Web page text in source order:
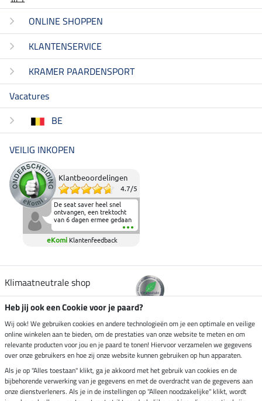
ONLINE SHOPPEN
KLANTENSERVICE
KRAMER PAARDENSPORT
Vacatures
BE
VEILIG INKOPEN
Klantbeoordelingen
4.7/5
De seat saver heel snel
ontvangen, een trektocht
van 6 dagen ermee gedaan
en deze heeft de beproeving
fantastisch doorstaan.
Heerlijk zacht om op te
elkaar in het zadel.
eKomi Klantenfeedback
Klimaatneutrale shop
Verzending per
Veilig betalen met
Heb jij ook een Cookie voor je paard?
Wij ook! We gebruiken cookies en andere technologieën om je een optimale en veilige
online winkelen aan te bieden, om de prestaties van onze website te meten en om
relevante producten voor jou en je paard te tonen! Hiervoor verzamelen we gegevens
over onze gebruikers en hoe zij onze website kunnen gebruiken op hun apparaten.
Als je op "Alles toestaan" klikt, ga je akkoord met het gebruik van cookies en de
bijbehorende verwerking van je gegevens en met de overdracht van de gegevens aan
onze dienstverleners. Als je in de instellingen op "Alleen noodzakelijke" klikt, wordt